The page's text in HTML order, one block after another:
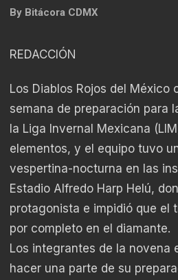
By Bitácora CDMX
REDACCIÓN
Los Diablos Rojos del México
semana de preparación para
la Liga Invernal Mexicana
elementos, y el equipo tuvo
vespertina-nocturna en las
Estadio Alfredo Harp Helú,
protagonista e impidió que el
por completo en el diamante.
Los integrantes de la novena
hacer una parte de su